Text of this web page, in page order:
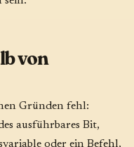
von
Gründen fehl:
ausführbares Bit,
oder ein Befehl,